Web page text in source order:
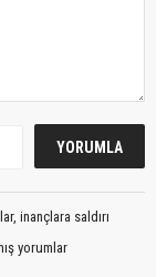
inançlara saldırı
yorumlar